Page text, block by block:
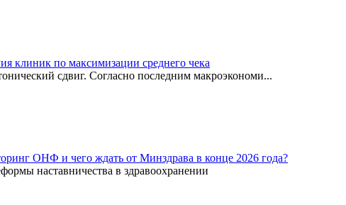
клиник по максимизации среднего чека
сдвиг. Согласно последним макроэкономи...
ОНФ и чего ждать от Минздрава в конце 2026 года?
наставничества в здравоохранении